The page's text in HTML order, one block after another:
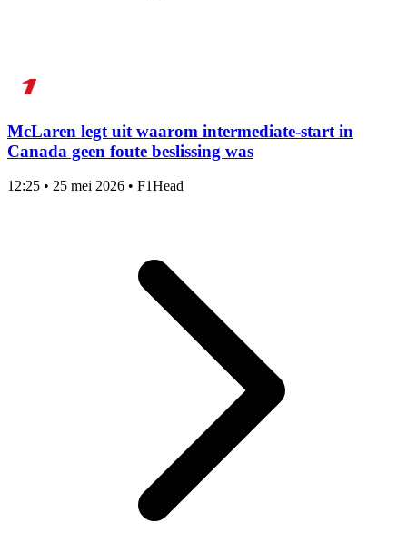
McLaren legt uit waarom intermediate-start in
Canada geen foute beslissing was
12:25 • 25 mei 2026 • F1Head